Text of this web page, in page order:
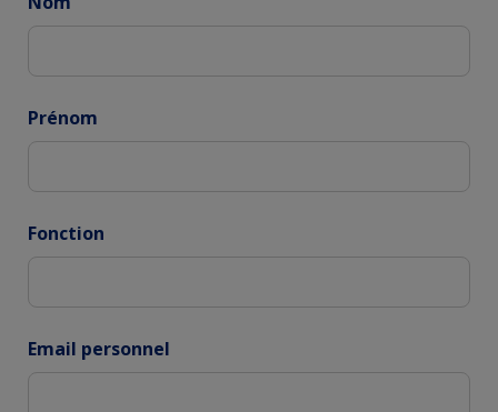
Prénom
Fonction
Email personnel